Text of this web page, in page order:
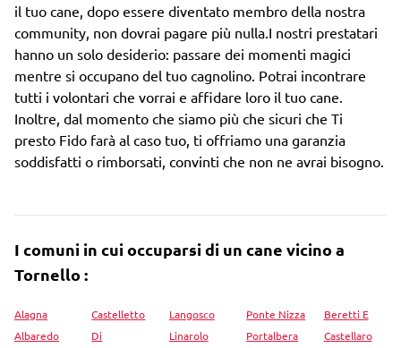
il tuo cane, dopo essere diventato membro della nostra
community, non dovrai pagare più nulla.I nostri prestatari
hanno un solo desiderio: passare dei momenti magici
mentre si occupano del tuo cagnolino. Potrai incontrare
tutti i volontari che vorrai e affidare loro il tuo cane.
Inoltre, dal momento che siamo più che sicuri che Ti
presto Fido farà al caso tuo, ti offriamo una garanzia
soddisfatti o rimborsati, convinti che non ne avrai bisogno.
I comuni in cui occuparsi di un cane vicino a
Tornello :
Alagna
Albaredo
Castelletto
Di
Langosco
Linarolo
Ponte Nizza
Portalbera
Beretti E
Castellaro